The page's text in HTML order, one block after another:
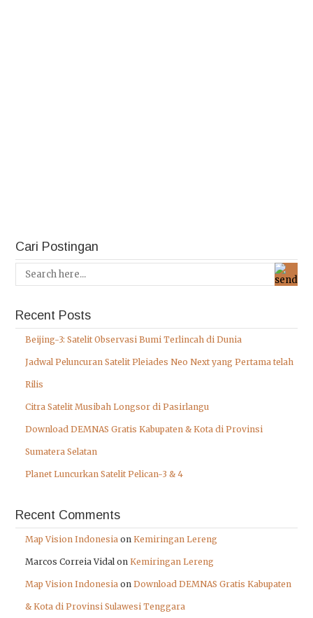
Cari Postingan
Recent Posts
Beijing-3: Satelit Observasi Bumi Terlincah di Dunia
Jadwal Peluncuran Satelit Pleiades Neo Next yang Pertama telah
Rilis
Citra Satelit Musibah Longsor di Pasirlangu
Download DEMNAS Gratis Kabupaten & Kota di Provinsi
Sumatera Selatan
Planet Luncurkan Satelit Pelican-3 & 4
Recent Comments
Map Vision Indonesia onKemiringan Lereng
Marcos Correia Vidal onKemiringan Lereng
Map Vision Indonesia onDownload DEMNAS Gratis Kabupaten
& Kota di Provinsi Sulawesi Tenggara